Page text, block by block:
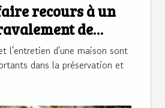
recours à un
de
l'entretien d'une maison sont
dans la préservation et